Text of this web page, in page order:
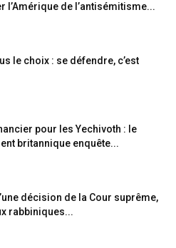
l’Amérique de l’antisémitisme...
le choix : se défendre, c’est
pour les Yechivoth : le
britannique enquête...
décision de la Cour suprême,
rabbiniques...